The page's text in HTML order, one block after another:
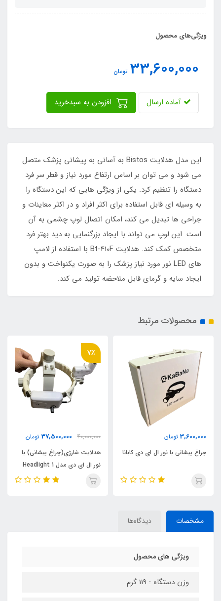
ویژگی‌های محصول
33,600,000 تومان
آماده ارسال
این مدل هدلایت Bistos به آسانی به پیشانی پزشک متصل
می شود و می توان بر اساس ارتفاع مورد نیاز و قطر سر فرد
دستگاه را تنظیم کرد. یکی از ویژگی هایی که این دستگاه را
به وسیله ای قابل استفاده برای اکثر افراد و در اکثر معاینات و
جراحی ها تبدیل می کند، امکان اتصال لوپ چشمی به آن
است. این لوپ می تواند با ایجاد بزرگنمایی به دید بهتر فرد
متخصص کمک کند. هدلایت Bt-410F با استفاده از لامپ
های LED نور مورد نیاز پزشک را به صورت یکنواخت و بدون
ایجاد سایه و گرمای قابل ملاحضه تولید می کند.
محصولات مرتبط
3,600,000 تومان
چراغ پیشانی با نور ال ای دی کابانا
7٪
40,000,000
37,500,000 تومان
هدلایت شارژی(چراغ پیشانی) با
نور ال ای دی مدل 1 Headlight
LED
مشخصات دیدگاه‌ها
ویژگی های محصول
وزن دستگاه : 119 گرم